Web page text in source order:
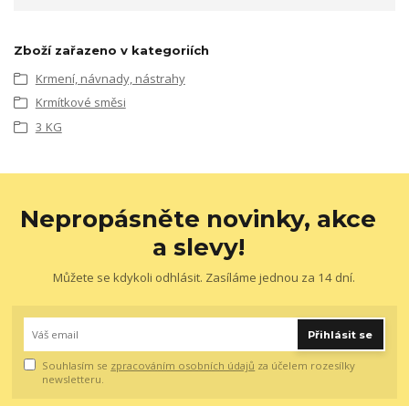
Zboží zařazeno v kategoriích
Krmení, návnady, nástrahy
Krmítkové směsi
3 KG
Nepropásněte novinky, akce
a slevy!
Můžete se kdykoli odhlásit. Zasíláme jednou za 14 dní.
Přihlásit se
Souhlasím se zpracováním osobních údajů za účelem rozesílky
newsletteru.